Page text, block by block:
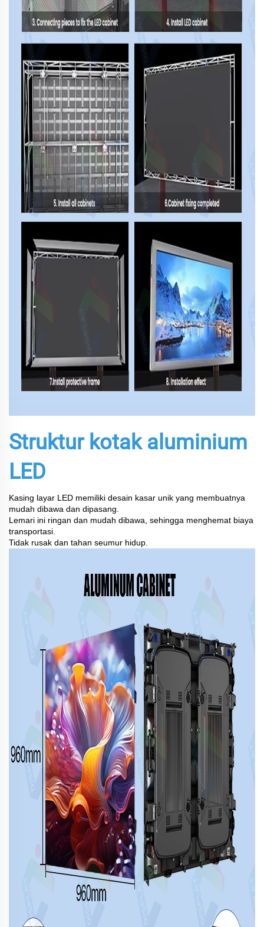
Struktur kotak aluminium
LED
Kasing layar LED memiliki desain kasar unik yang membuatnya
mudah dibawa dan dipasang.
Lemari ini ringan dan mudah dibawa, sehingga menghemat biaya
transportasi.
Tidak rusak dan tahan seumur hidup.